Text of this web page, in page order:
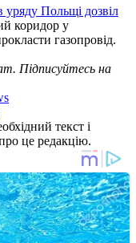
уряду Польщі дозвіл
коридор у
газопровід.
Підписуйтесь на
текст і
це редакцію.